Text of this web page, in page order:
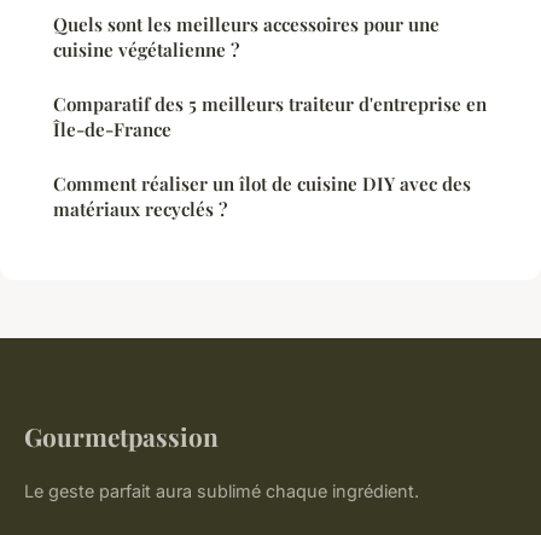
Quels sont les meilleurs accessoires pour une
cuisine végétalienne ?
Comparatif des 5 meilleurs traiteur d'entreprise en
Île-de-France
Comment réaliser un îlot de cuisine DIY avec des
matériaux recyclés ?
Gourmetpassion
Le geste parfait aura sublimé chaque ingrédient.